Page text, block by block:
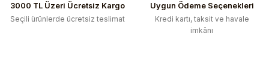
3000 TL Üzeri Ücretsiz Kargo
Seçili ürünlerde ücretsiz teslimat
Uygun Ödeme Seçenekleri
Kredi kartı, taksit ve havale
imkânı